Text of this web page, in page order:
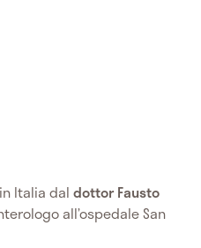
Italia dal dottor Fausto
all’ospedale San